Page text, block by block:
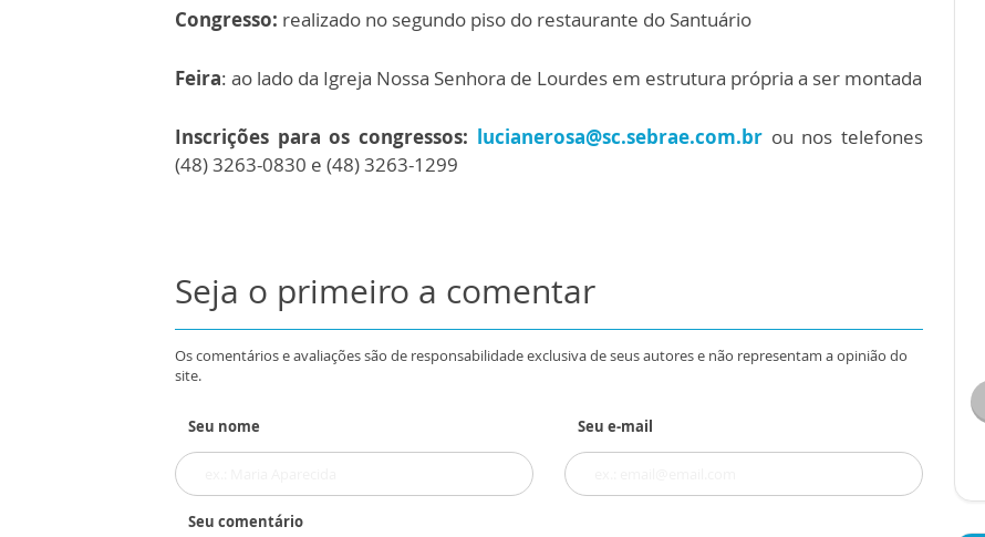
Congresso: realizado no segundo piso do restaurante do Santuário
Feira: ao lado da Igreja Nossa Senhora de Lourdes em estrutura própria a ser montada
Inscrições para os congressos: lucianerosa@sc.sebrae.com.brou nos telefones
(48) 3263-0830 e (48) 3263-1299
Seja o primeiro a comentar
Os comentários e avaliações são de responsabilidade exclusiva de seus autores e não representam a opinião do
site.
Seu nome Seu e-mail
Seu comentário